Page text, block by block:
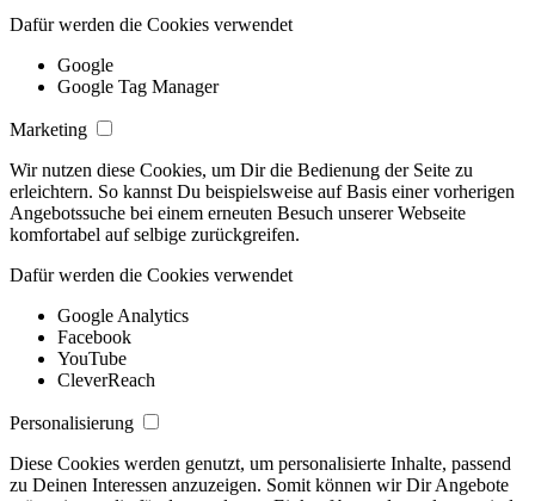
Dafür werden die Cookies verwendet
Google
Google Tag Manager
Marketing
Wir nutzen diese Cookies, um Dir die Bedienung der Seite zu
erleichtern. So kannst Du beispielsweise auf Basis einer vorherigen
Angebotssuche bei einem erneuten Besuch unserer Webseite
komfortabel auf selbige zurückgreifen.
Dafür werden die Cookies verwendet
Google Analytics
Facebook
YouTube
CleverReach
Personalisierung
Diese Cookies werden genutzt, um personalisierte Inhalte, passend
zu Deinen Interessen anzuzeigen. Somit können wir Dir Angebote